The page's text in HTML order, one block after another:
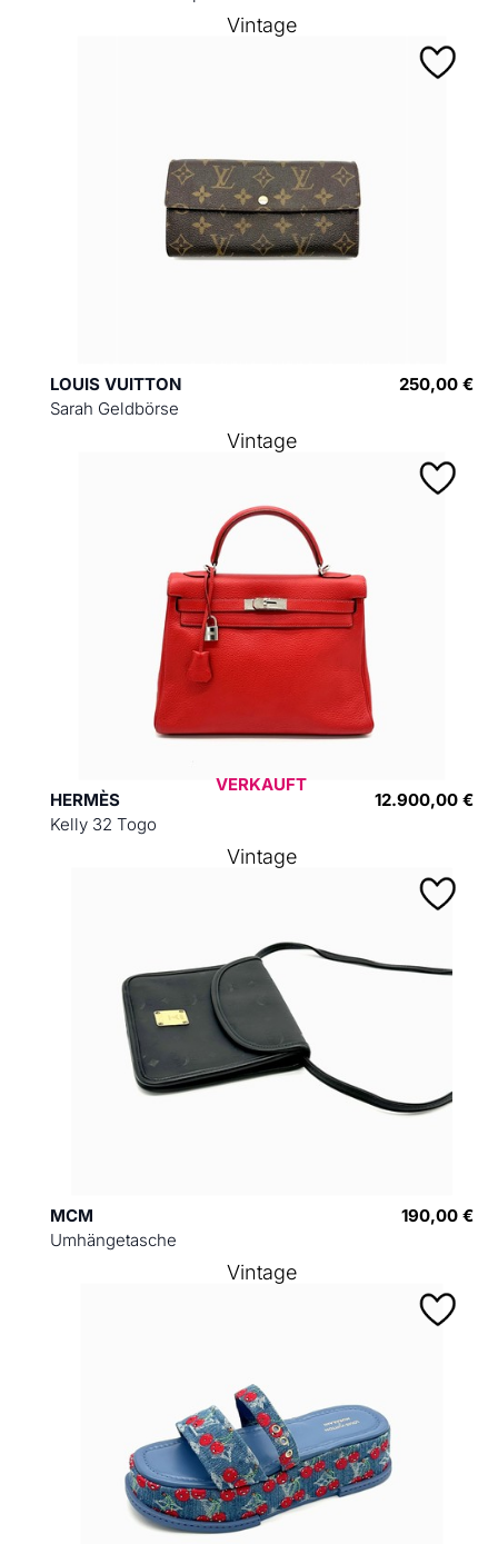
LOUIS VUITTON
Sarah Geldbörse
250,00 €
Vintage
HERMÈS
Kelly 32 Togo
12.900,00 €
VERKAUFT
Vintage
MCM
Umhängetasche
190,00 €
Vintage
Vintage